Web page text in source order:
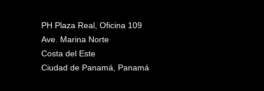
PH Plaza Real, Oficina 109
Ave. Marina Norte
Costa del Este
Ciudad de Panamá, Panamá